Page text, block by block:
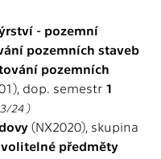
- pozemní
pozemních staveb
pozemních
dop. semestr 1
24 )
(NX2020), skupina
předměty